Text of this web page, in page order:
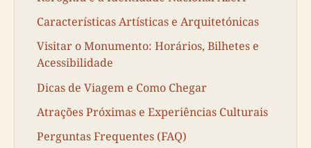
Características Artísticas e Arquitetónicas
Visitar o Monumento: Horários, Bilhetes e
Acessibilidade
Dicas de Viagem e Como Chegar
Atrações Próximas e Experiências Culturais
Perguntas Frequentes (FAQ)